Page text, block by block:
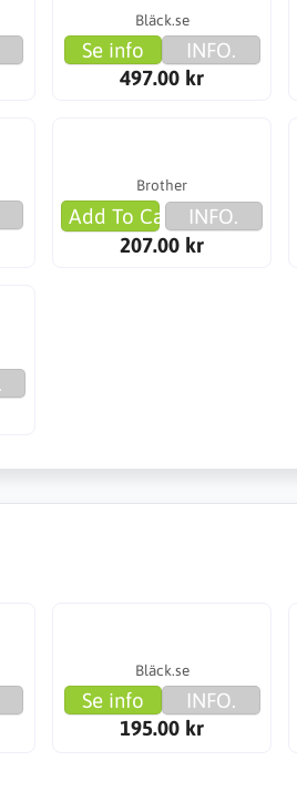
Bläck.se
Se info
INFO.
497.00 kr
Brother
Add To Cart
INFO.
207.00 kr
Bläck.se
Se info
INFO.
195.00 kr